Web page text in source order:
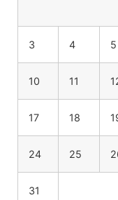
3 4 5
10 11
17 18
24 25
31